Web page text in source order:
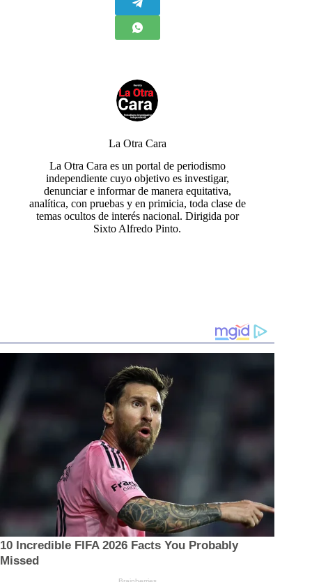
La Otra Cara
La Otra Cara es un portal de periodismo
independiente cuyo objetivo es investigar,
denunciar e informar de manera equitativa,
analítica, con pruebas y en primicia, toda clase de
temas ocultos de interés nacional. Dirigida por
Sixto Alfredo Pinto.